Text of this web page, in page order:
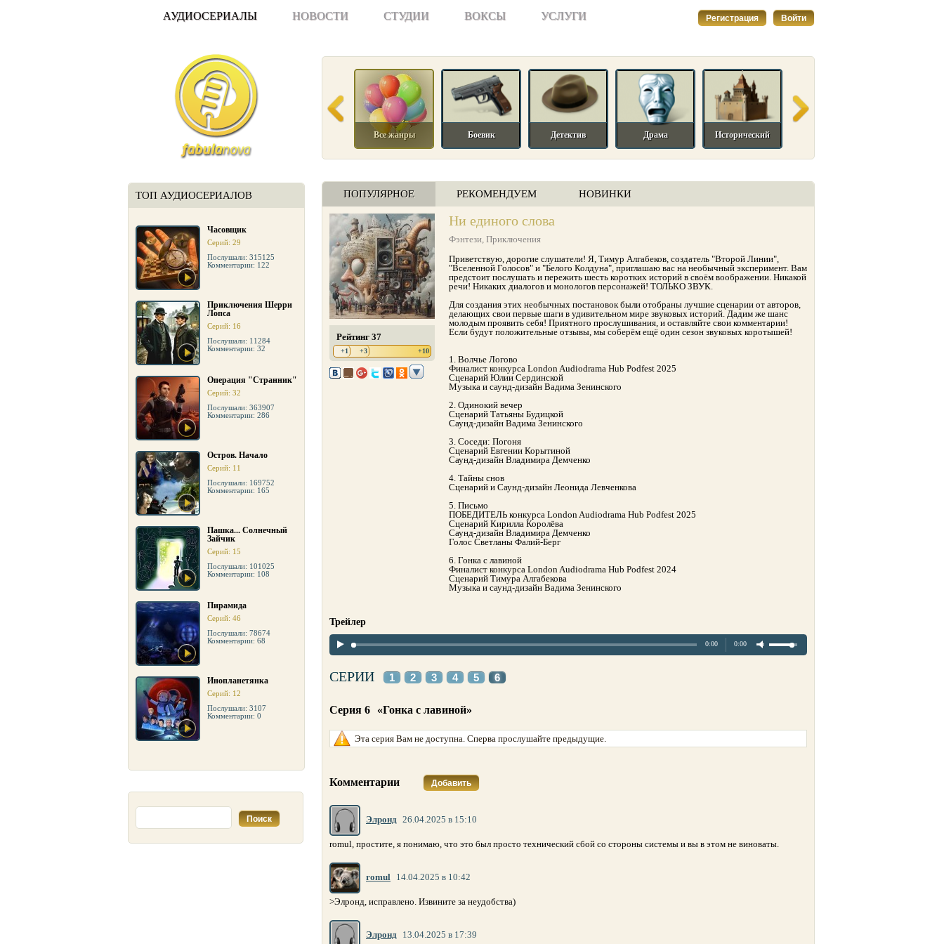
АУДИОСЕРИАЛЫ НОВОСТИ СТУДИИ ВОКСЫ УСЛУГИ Регистрация Войти
ТОП АУДИОСЕРИАЛОВ
Часовщик
Серий: 29
Послушали: 315125
Комментарии: 122
Приключения Шерри
Лопса
Серий: 16
Послушали: 11284
Комментарии: 32
Операция "Странник"
Серий: 32
Послушали: 363907
Комментарии: 286
Остров. Начало
Серий: 11
Послушали: 169752
Комментарии: 165
Пашка... Солнечный
Зайчик
Серий: 15
Послушали: 101025
Комментарии: 108
Пирамида
Серий: 46
Послушали: 78674
Комментарии: 68
Инопланетянка
Серий: 12
Послушали: 3107
Комментарии: 0
Все жанры Боевик Детектив Драма Исторический
ПОПУЛЯРНОЕ РЕКОМЕНДУЕМ НОВИНКИ
Рейтинг 37
+1 +3 +10
Ни единого слова
Фэнтези, Приключения
Приветствую, дорогие слушатели! Я, Тимур Алгабеков, создатель "Второй Линии",
"Вселенной Голосов" и "Белого Колдуна", приглашаю вас на необычный эксперимент. Вам
предстоит послушать и пережить шесть коротких историй в своём воображении. Никакой
речи! Никаких диалогов и монологов персонажей! ТОЛЬКО ЗВУК.
Для создания этих необычных постановок были отобраны лучшие сценарии от авторов,
делающих свои первые шаги в удивительном мире звуковых историй. Дадим же шанс
молодым проявить себя! Приятного прослушивания, и оставляйте свои комментарии!
Если будут положительные отзывы, мы соберём ещё один сезон звуковых коротышей!
1. Волчье Логово
Финалист конкурса London Audiodrama Hub Podfest 2025
Сценарий Юлии Сердинской
Музыка и саунд-дизайн Вадима Зенинского
2. Одинокий вечер
Сценарий Татьяны Будицкой
Саунд-дизайн Вадима Зенинского
3. Соседи: Погоня
Сценарий Евгении Корытиной
Саунд-дизайн Владимира Демченко
4. Тайны снов
Сценарий и Саунд-дизайн Леонида Левченкова
5. Письмо
ПОБЕДИТЕЛЬ конкурса London Audiodrama Hub Podfest 2025
Сценарий Кирилла Королёва
Саунд-дизайн Владимира Демченко
Голос Светланы Фалий-Берг
6. Гонка с лавиной
Финалист конкурса London Audiodrama Hub Podfest 2024
Сценарий Тимура Алгабекова
Музыка и саунд-дизайн Вадима Зенинского
Трейлер
0:00 0:00
СЕРИИ 1 2 3 4 5 6
Серия 6 «Гонка с лавиной»
Эта серия Вам не доступна. Сперва прослушайте предыдущие.
Комментарии Добавить
Элронд 26.04.2025 в 15:10
romul, простите, я понимаю, что это был просто технический сбой со стороны системы и вы в этом не виноваты.
romul 14.04.2025 в 10:42
>Элронд, исправлено. Извините за неудобства)
Элронд 13.04.2025 в 17:39